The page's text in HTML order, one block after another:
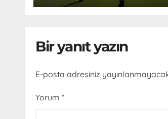
Bir yanıt yazın
E-posta adresiniz
Yorum *